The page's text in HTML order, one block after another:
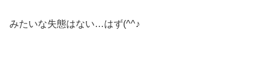
みたいな失態はない…はず(^^♪